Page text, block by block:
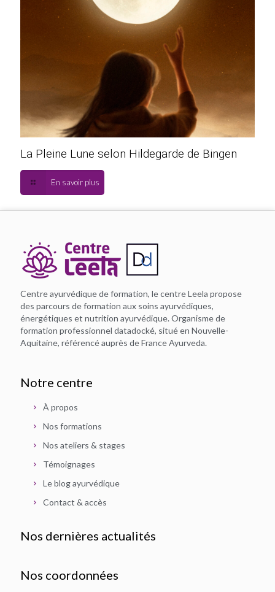
La Pleine Lune selon Hildegarde de Bingen
En savoir plus
Centre ayurvédique de formation, le centre Leela propose
des parcours de formation aux soins ayurvédiques,
énergétiques et nutrition ayurvédique. Organisme de
formation professionnel datadocké, situé en Nouvelle-
Aquitaine, référencé auprès de France Ayurveda.
Notre centre
À propos
Nos formations
Nos ateliers & stages
Témoignages
Le blog ayurvédique
Contact & accès
Nos dernières actualités
Nos coordonnées